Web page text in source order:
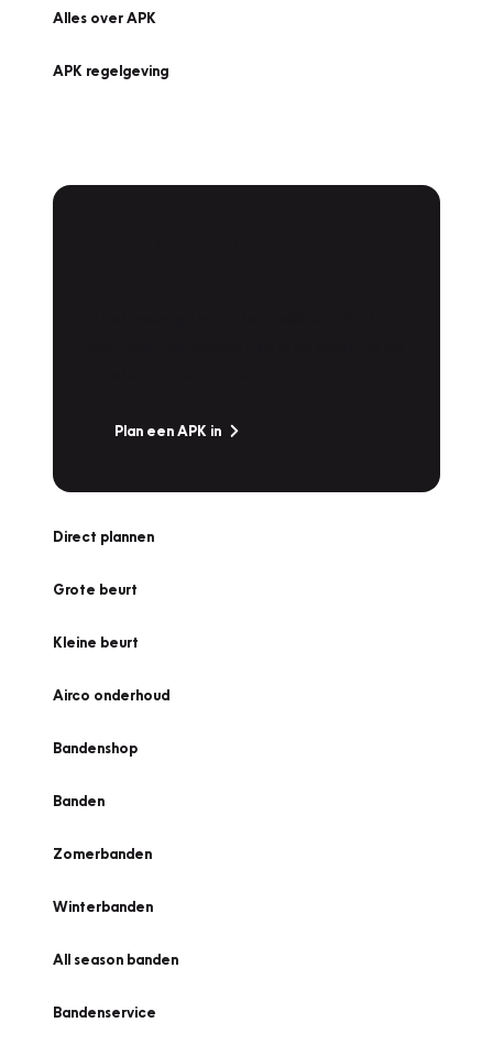
Alles over APK
APK regelgeving
Plan een APK in
Direct plannen
Grote beurt
Kleine beurt
Airco onderhoud
Bandenshop
Banden
Zomerbanden
Winterbanden
All season banden
Bandenservice